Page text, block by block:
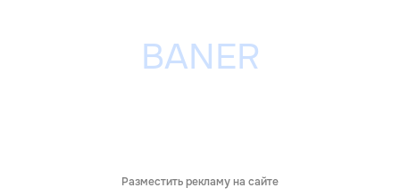
Разместить рекламу на сайте